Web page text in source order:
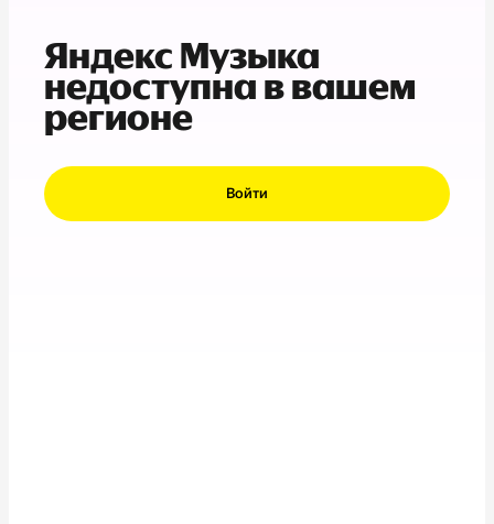
Яндекс Музыка
недоступна в вашем
регионе
Войти